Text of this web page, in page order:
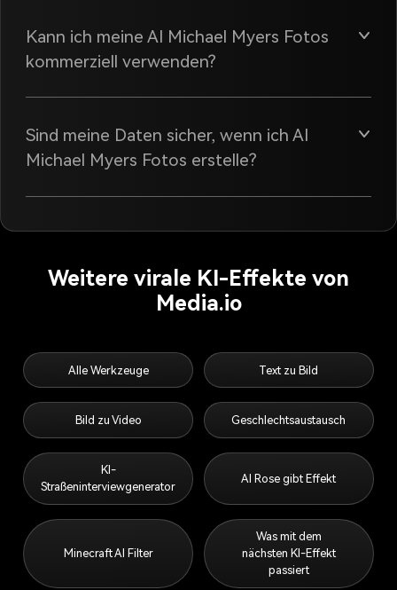
Kann ich meine AI Michael Myers Fotos
kommerziell verwenden?
Sind meine Daten sicher, wenn ich AI
Michael Myers Fotos erstelle?
Weitere virale KI-Effekte von
Media.io
Alle Werkzeuge Text zu Bild
Bild zu Video Geschlechtsaustausch
KI-
Straßeninterviewgenerator
AI Rose gibt Effekt
Minecraft AI Filter
Was mit dem
nächsten KI-Effekt
passiert